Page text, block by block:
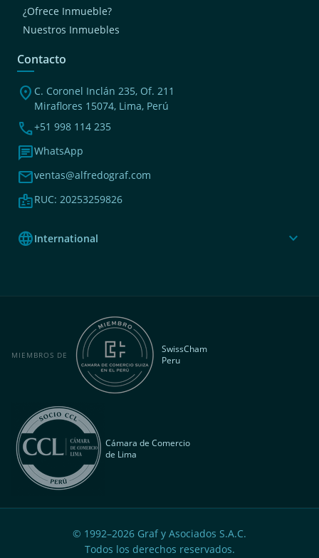
¿Ofrece Inmueble?
Nuestros Inmuebles
Contacto
location_on C. Coronel Inclán 235, Of. 211
Miraflores 15074, Lima, Perú
phone+51 998 114 235
chatWhatsApp
mailventas@alfredograf.com
badgeRUC: 20253259826
languageInternational expand_more
MIEMBROS DE
SwissCham
Peru
Cámara de Comercio
de Lima
© 1992–2026 Graf y Asociados S.A.C.
Todos los derechos reservados.